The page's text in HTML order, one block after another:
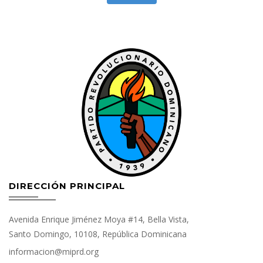
DIRECCIÓN PRINCIPAL
Avenida Enrique Jiménez Moya #14, Bella Vista,
Santo Domingo, 10108, República Dominicana
informacion@miprd.org